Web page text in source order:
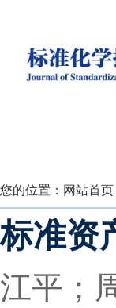
您的位置： 网站首页
标准资
江平；